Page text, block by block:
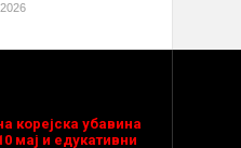
корејска убавина
мај и едукативни